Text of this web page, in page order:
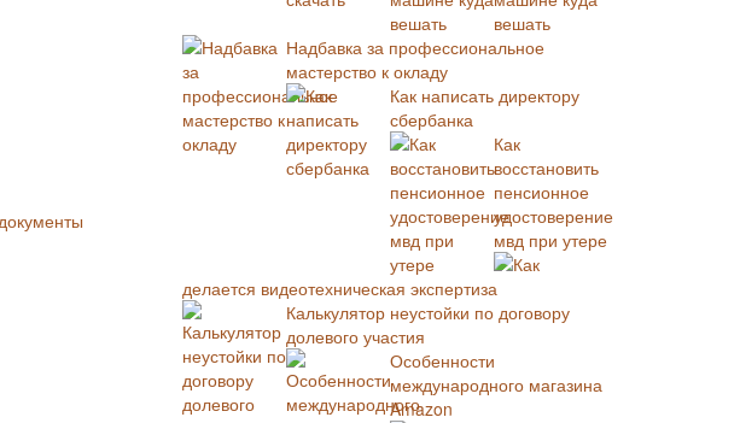
вешать
Надбавка за профессиональное
мастерство к окладу
Как написать директору
сбербанка
Как
восстановить
пенсионное
удостоверение
мвд при утере
Как
делается видеотехническая экспертиза
Калькулятор неустойки по договору
долевого участия
Особенности
международного магазина
Amazon